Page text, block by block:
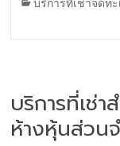
บริการที่เช่าจดทะ
บริการที่เช่
ห้างหุ้นส่วน